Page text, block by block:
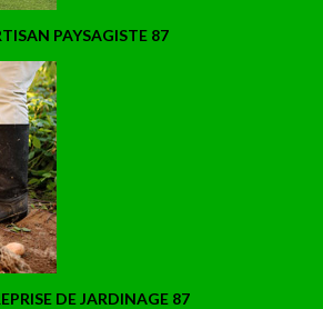
PAYSAGISTE 87
DE JARDINAGE 87